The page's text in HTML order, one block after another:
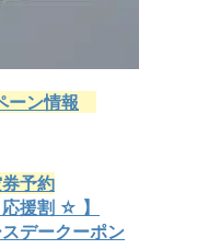
ーン情報
予約
援割 ☆ 】
デークーポン